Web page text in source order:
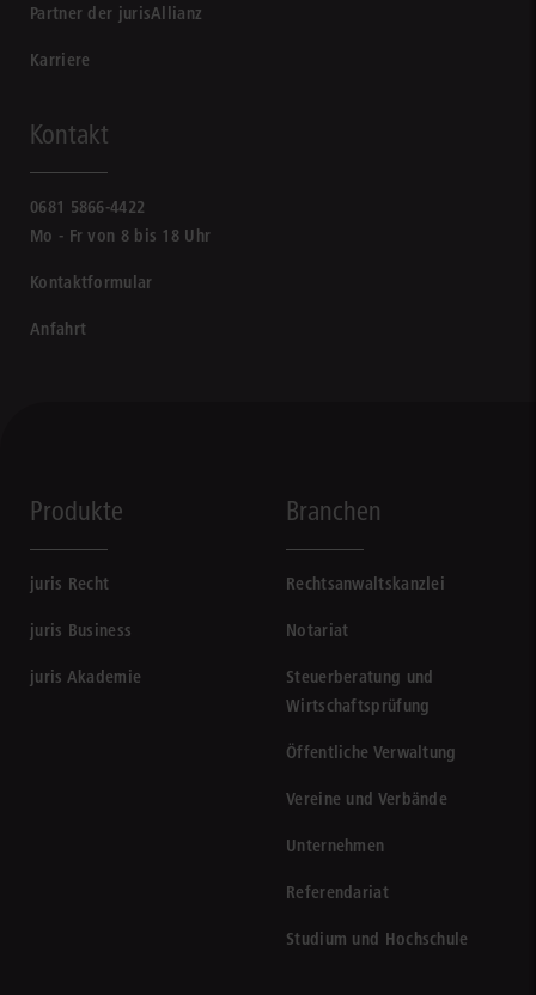
Partner der jurisAllianz
Karriere
Kontakt
0681 5866-4422
Mo - Fr von 8 bis 18 Uhr
Kontaktformular
Anfahrt
Produkte
juris Recht
juris Business
juris Akademie
Branchen
Rechtsanwaltskanzlei
Notariat
Steuerberatung und
Wirtschaftsprüfung
Öffentliche Verwaltung
Vereine und Verbände
Unternehmen
Referendariat
Studium und Hochschule